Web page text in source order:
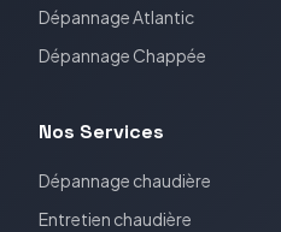
DépannageAtlantic
Dépannage Chappée
Nos Services
Dépannage chaudière
Entretien chaudière